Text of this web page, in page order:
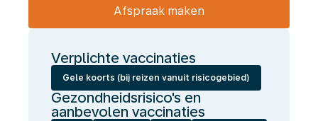
Afspraak maken
Verplichte vaccinaties
Gele koorts (bij reizen vanuit risicogebied)
Gezondheidsrisico's en
aanbevolen vaccinaties